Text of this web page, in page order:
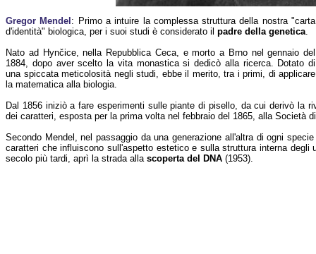
Gregor Mendel : Primo a intuire la complessa struttura della nostra "carta
d'identità" biologica, per i suoi studi è considerato il padre della genetica.
Nato ad Hynčice, nella Repubblica Ceca, e morto a Brno nel gennaio del
1884, dopo aver scelto la vita monastica si dedicò alla ricerca. Dotato di
una spiccata meticolosità negli studi, ebbe il merito, tra i primi, di applicare
la matematica alla biologia.
Dal 1856 iniziò a fare esperimenti sulle piante di pisello, da cui derivò la
dei caratteri, esposta per la prima volta nel febbraio del 1865, alla Società
Secondo Mendel, nel passaggio da una generazione all'altra di ogni
caratteri che influiscono sull'aspetto estetico e sulla struttura interna degli
secolo più tardi, aprì la strada alla scoperta del DNA (1953).